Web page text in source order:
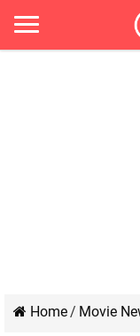
Home/ Movie